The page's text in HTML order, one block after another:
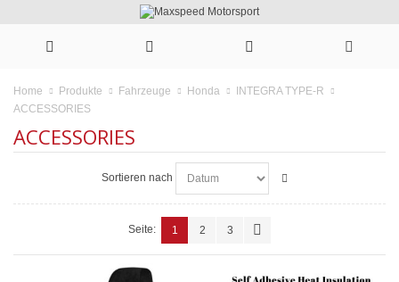
Home Produkte Fahrzeuge Honda
INTEGRA TYPE-R
ACCESSORIES
ACCESSORIES
Sortieren nach
Seite: 1 2 3